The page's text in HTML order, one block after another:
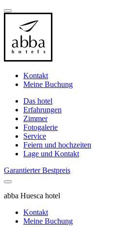
Kontakt
Meine Buchung
Das hotel
Erfahrungen
Zimmer
Fotogalerie
Service
Feiern und hochzeiten
Lage und Kontakt
Garantierter Bestpreis
abba Huesca hotel
Kontakt
Meine Buchung